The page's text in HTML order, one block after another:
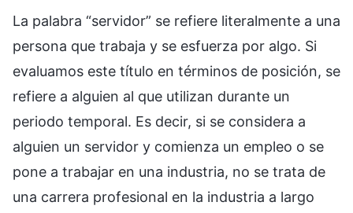
La palabra “servidor” se refiere literalmente a una
persona que trabaja y se esfuerza por algo. Si
evaluamos este título en términos de posición, se
refiere a alguien al que utilizan durante un
periodo temporal. Es decir, si se considera a
alguien un servidor y comienza un empleo o se
pone a trabajar en una industria, no se trata de
una carrera profesional en la industria a largo